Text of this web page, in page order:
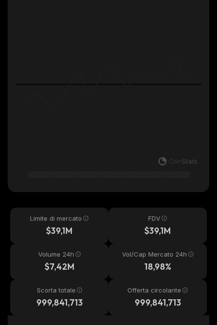
Limite di mercato
$39,1M
FDV
$39,1M
Volume 24h
$7,42M
Vol/Cap Mercato 24h
18,98%
Scorta totale
999,841,713
Offerta circolante
999,841,713